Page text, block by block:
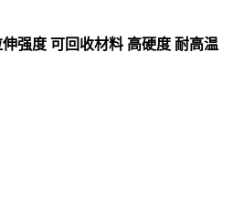
强度 可回收材料 高硬度 耐高温